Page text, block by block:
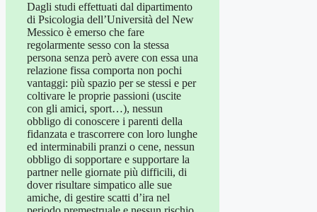
Dagli studi effettuati dal dipartimento
di Psicologia dell’Università del New
Messico è emerso che fare
regolarmente sesso con la stessa
persona senza però avere con essa una
relazione fissa comporta non pochi
vantaggi: più spazio per se stessi e per
coltivare le proprie passioni (uscite
con gli amici, sport…), nessun
obbligo di conoscere i parenti della
fidanzata e trascorrere con loro lunghe
ed interminabili pranzi o cene, nessun
obbligo di sopportare e supportare la
partner nelle giornate più difficili, di
dover risultare simpatico alle sue
amiche, di gestire scatti d’ira nel